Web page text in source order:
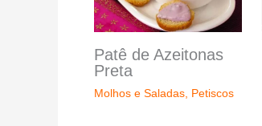
Patê de Azeitonas
Preta
Molhos e Saladas Petiscos